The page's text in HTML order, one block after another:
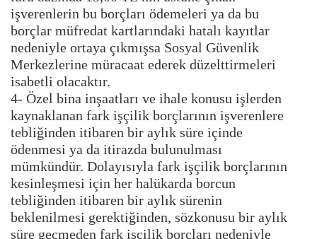
işverenlerin bu borçları ödemeleri ya da bu
borçlar müfredat kartlarındaki hatalı kayıtlar
nedeniyle ortaya çıkmışsa Sosyal Güvenlik
Merkezlerine müracaat ederek düzelttirmeleri
isabetli olacaktır.
4- Özel bina inşaatları ve ihale konusu işlerden
kaynaklanan fark işçilik borçlarının işverenlere
tebliğinden itibaren bir aylık süre içinde
ödenmesi ya da itirazda bulunulması
mümkündür. Dolayısıyla fark işçilik borçlarının
kesinleşmesi için her halükarda borcun
tebliğinden itibaren bir aylık sürenin
beklenilmesi gerektiğinden, sözkonusu bir aylık
süre geçmeden fark işçilik borçları nedeniyle